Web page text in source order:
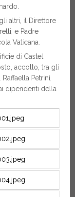
altri, il Direttore
e Padre
Vaticana.
di Castel
accolto, tra gli
Petrini,
dipendenti della